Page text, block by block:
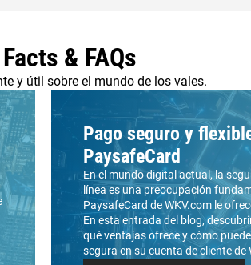
& FAQs
y útil sobre el mundo de los vales.
Pago seguro y
PaysafeCard
En el mundo digital actual, la
línea es una preocupación
PaysafeCard de WKV.com le
En esta entrada del blog,
qué ventajas ofrece y cómo
segura en su cuenta de cliente de